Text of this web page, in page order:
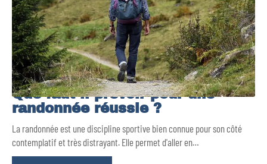
Que faut-il prévoir pour une
randonnée réussie ?
La randonnée est une discipline sportive bien connue pour son côté
contemplatif et très distrayant. Elle permet d'aller en…